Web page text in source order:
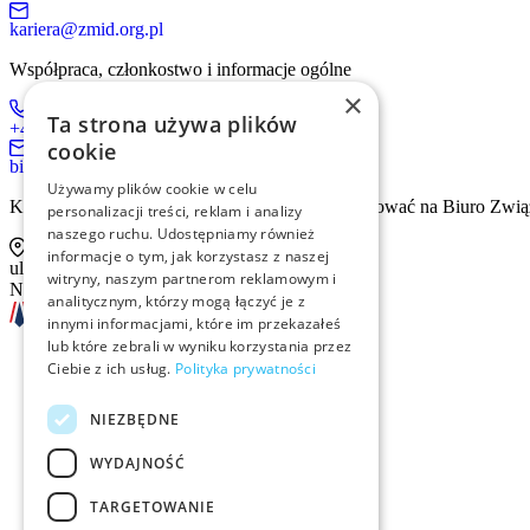
kariera@zmid.org.pl
Współpraca, członkostwo i informacje ogólne
+48 519 536 405
biuro@zmid.org.pl
Kontakt tradycyjną drogą pocztową prosimy kierować na Biuro
ul. Sienna 93 lok. 2, 00-815 Warszawa
NIP: 526-13-30-874
Szkolenia
Rekrutacja
×
Ta strona używa plików
cookie
Używamy plików cookie w celu
personalizacji treści, reklam i analizy
naszego ruchu. Udostępniamy również
informacje o tym, jak korzystasz z naszej
witryny, naszym partnerom reklamowym i
analitycznym, którzy mogą łączyć je z
innymi informacjami, które im przekazałeś
lub które zebrali w wyniku korzystania przez
Ciebie z ich usług. Polityka prywatności
NIEZBĘDNE
WYDAJNOŚĆ
TARGETOWANIE